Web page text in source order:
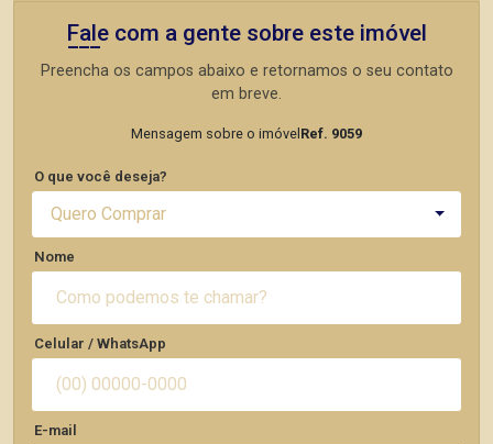
Fale com a gente sobre este imóvel
Preencha os campos abaixo e retornamos o seu contato
em breve.
Mensagem sobre o imóvel Ref. 9059
O que você deseja?
Quero Comprar
Nome
Celular / WhatsApp
E-mail